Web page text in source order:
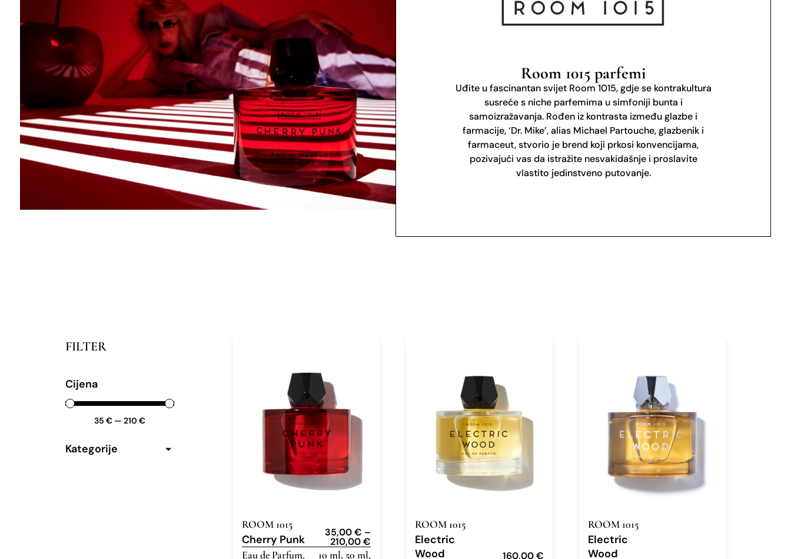
Room 1015 parfemi
Uđite u fascinantan svijet Room 1015, gdje se kontrakultura
susreće s niche parfemima u simfoniji bunta i
samoizražavanja. Rođen iz kontrasta između glazbe i
farmacije, ‘Dr. Mike’, alias Michael Partouche, glazbenik i
farmaceut, stvorio je brend koji prkosi konvencijama,
pozivajući vas da istražite nesvakidašnje i proslavite
vlastito jedinstveno putovanje.
FILTER
Cijena
35 € —210 €
Kategorije
ROOM 1015
Cherry Punk
35,00€ –
210,00€
Eau de Parfum,
10 ml, 50 ml,
ROOM 1015
Electric
Wood
160,00€
ROOM 1015
Electric
Wood